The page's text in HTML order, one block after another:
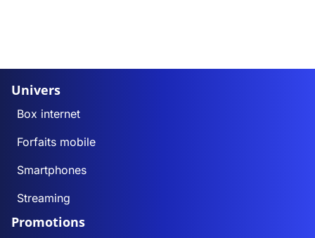
Univers
Box internet
Forfaits mobile
Smartphones
Streaming
Promotions